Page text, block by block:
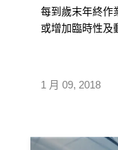
1 月 09, 2018
每到歲末年終作
或增加臨時性及